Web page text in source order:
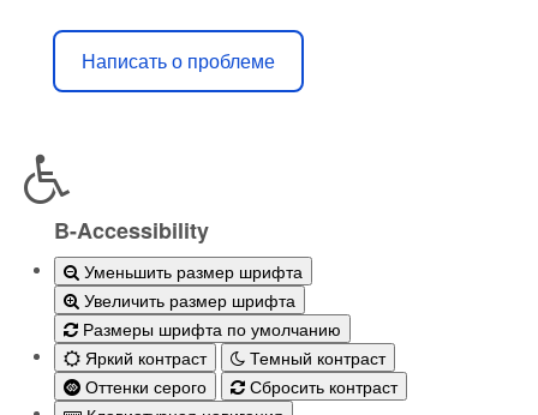
Написать о проблеме
B-Accessibility
Уменьшить размер шрифта
Увеличить размер шрифта
Размеры шрифта по умолчанию
Яркий контраст
Темный контраст
Оттенки серого
Сбросить контраст